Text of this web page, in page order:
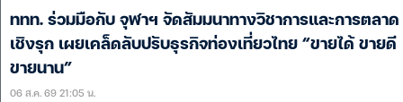
ททท. ร่วมมือกับ จุฬาฯ จัดสัมมนาทางวิชาการและการตลาด
เชิงรุก เผยเคล็ดลับปรับธุรกิจท่องเที่ยวไทย “ขายได้ ขายดี
ขายนาน”
06 ส.ค. 69 21:05 น.